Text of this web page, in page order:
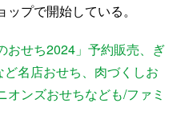
プで開始している。
おせち2024」予約販売、ぎ
名店おせち、肉づくしお
ンズおせちなども/ファミ